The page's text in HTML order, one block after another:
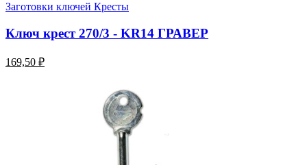
Заготовки ключей Кресты
Ключ крест 270/3 - KR14 ГРАВЕР
169,50 ₽